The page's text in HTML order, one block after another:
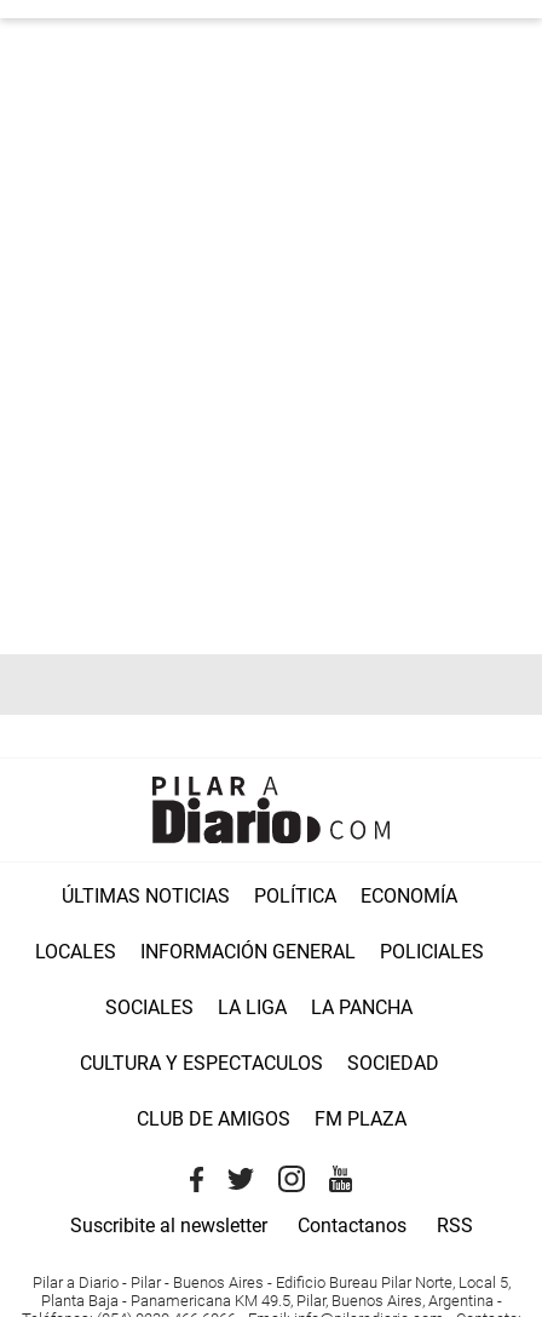
ÚLTIMAS NOTICIAS POLÍTICA ECONOMÍA
LOCALES INFORMACIÓN GENERAL POLICIALES
SOCIALES LA LIGA LA PANCHA
CULTURA Y ESPECTACULOS SOCIEDAD
CLUB DE AMIGOS FM PLAZA
Suscribite al newsletter Contactanos RSS
Pilar a Diario - Pilar - Buenos Aires - Edificio Bureau Pilar Norte, Local 5,
Planta Baja - Panamericana KM 49.5, Pilar, Buenos Aires, Argentina -